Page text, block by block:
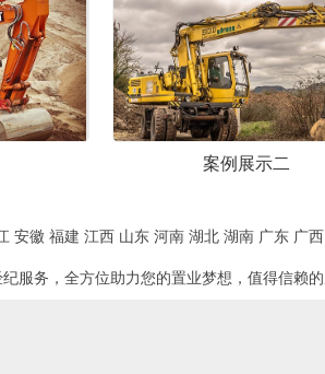
安徽 福建 江西 山东 河南 湖北 湖南 广东 广西
服务，全方位助力您的置业梦想，值得信赖的